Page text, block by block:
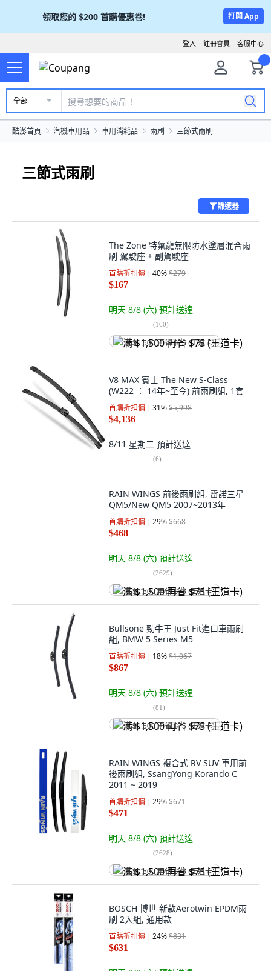
領取您的 $200 首購優惠卷! 打開 App
客服中心
註冊會員
登入
全部
酷澎首頁 汽機車用品 車用消耗品 雨刷 三節式雨刷
三節式雨刷
篩選器
The Zone 特氟龍無限防水塗層混合雨
刷 駕駛座 + 副駕駛座
首購折扣價 40%$279
$167
明天 8/8 (六) 預計送達
(160)
满 $1,500 再省 $75 (王道卡)
V8 MAX 賓士 The New S-Class
(W222 ： 14年~至今) 前雨刷組, 1套
首購折扣價 31%$5,998
$4,136
8/11 星期二 預計送達
(6)
RAIN WINGS 前後雨刷組, 雷諾三星
QM5/New QM5 2007~2013年
首購折扣價 29%$668
$468
明天 8/8 (六) 預計送達
(2629)
满 $1,500 再省 $75 (王道卡)
Bullsone 勁牛王 Just Fit進口車雨刷
組, BMW 5 Series M5
首購折扣價 18%$1,067
$867
明天 8/8 (六) 預計送達
(81)
满 $1,500 再省 $75 (王道卡)
RAIN WINGS 複合式 RV SUV 車用前
後雨刷組, SsangYong Korando C
2011 ~ 2019
首購折扣價 29%$671
$471
明天 8/8 (六) 預計送達
(2628)
满 $1,500 再省 $75 (王道卡)
BOSCH 博世 新款Aerotwin EPDM雨
刷 2入組, 通用款
首購折扣價 24%$831
$631